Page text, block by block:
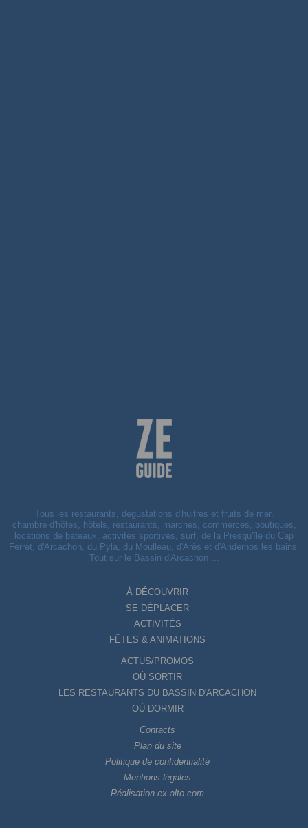
Tous les restaurants, dégustations d'huitres et fruits de mer,
chambre d'hôtes, hôtels, restaurants, marchés, commerces, boutiques,
locations de bateaux, activités sportives, surf, de la Presqu'île du Cap
Ferret, d'Arcachon, du Pyla, du Moulleau, d'Arès et d'Andernos les bains.
Tout sur le Bassin d'Arcachon ...
À DÉCOUVRIR
SE DÉPLACER
ACTIVITÉS
FÊTES & ANIMATIONS
ACTUS/PROMOS
OÙ SORTIR
LES RESTAURANTS DU BASSIN D'ARCACHON
OÙ DORMIR
Contacts
Plan du site
Politique de confidentialité
Mentions légales
Réalisation ex-alto.com